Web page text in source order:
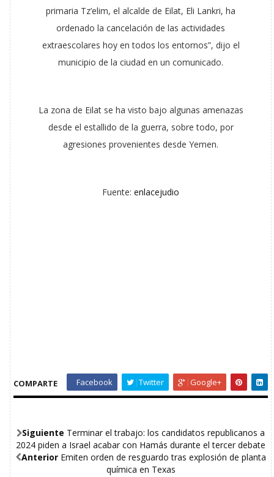
primaria Tz’elim, el alcalde de Eilat, Eli Lankri, ha
ordenado la cancelación de las actividades
extraescolares hoy en todos los entornos”, dijo el
municipio de la ciudad en un comunicado.
La zona de Eilat se ha visto bajo algunas amenazas
desde el estallido de la guerra, sobre todo, por
agresiones provenientes desde Yemen.
Fuente:enlacejudio
COMPARTE Facebook Twitter Google+
Siguiente Terminar el trabajo: los candidatos republicanos a
2024 piden a Israel acabar con Hamás durante el tercer debate
Anterior Emiten orden de resguardo tras explosión de planta
química en Texas